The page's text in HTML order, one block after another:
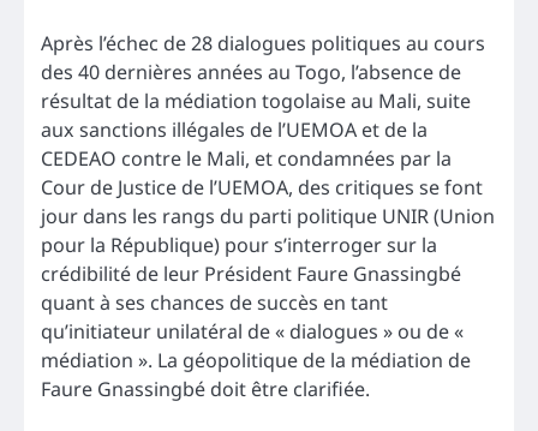
Après l’échec de 28 dialogues politiques au cours
des 40 dernières années au Togo, l’absence de
résultat de la médiation togolaise au Mali, suite
aux sanctions illégales de l’UEMOA et de la
CEDEAO contre le Mali, et condamnées par la
Cour de Justice de l’UEMOA, des critiques se font
jour dans les rangs du parti politique UNIR (Union
pour la République) pour s’interroger sur la
crédibilité de leur Président Faure Gnassingbé
quant à ses chances de succès en tant
qu’initiateur unilatéral de « dialogues » ou de «
médiation ». La géopolitique de la médiation de
Faure Gnassingbé doit être clarifiée.